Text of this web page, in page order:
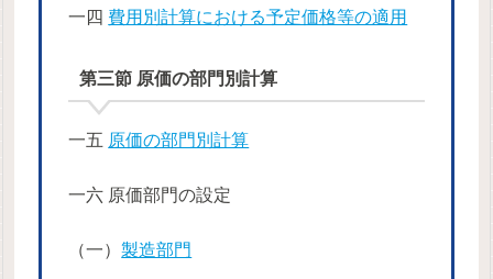
一四 費用別計算における予定価格等の適用
第三節 原価の部門別計算
一五 原価の部門別計算
一六 原価部門の設定
（一）製造部門